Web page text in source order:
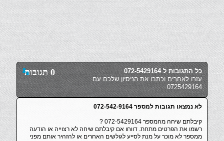
0 תגובות
כל התגובות ל 072-5429164
עזרו לאחרים וכתבו את הניסיון שלכם עם
0725429164
לא נמצאו תגובות למספר 072-542-9164
קיבלתם שיחה מהמספר 072-5429164 ?
רשמו את הפרטים מתחת. דווחו אם קיבלתם שיחה לא רצוייה או הודעה
ממספר לא מוכר על מנת לסייע לגולשים האחרים או להזהיר אותם מפני